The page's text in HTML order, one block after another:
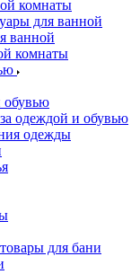
комнаты
для ванной
ванной
комнаты
обувью
одеждой и обувью
одежды
для бани